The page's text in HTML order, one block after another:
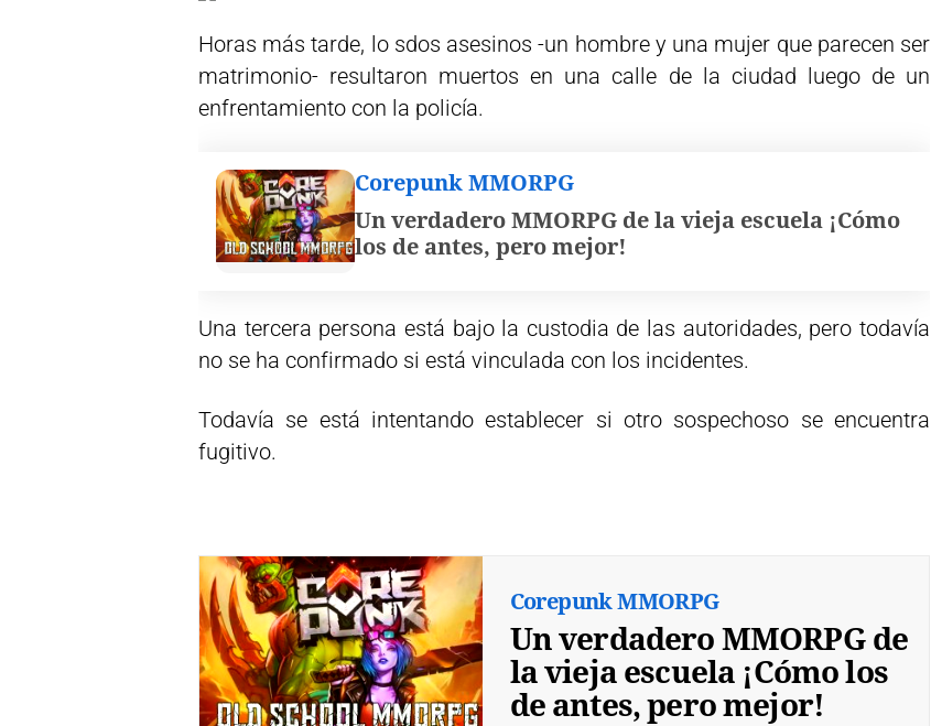
Horas más tarde, lo sdos asesinos -un hombre y una mujer que parecen ser
matrimonio- resultaron muertos en una calle de la ciudad luego de un
enfrentamiento con la policía.
Corepunk MMORPG
Un verdadero MMORPG de la vieja escuela ¡Cómo
los de antes, pero mejor!
Una tercera persona está bajo la custodia de las autoridades, pero todavía
no se ha confirmado si está vinculada con los incidentes.
Todavía se está intentando establecer si otro sospechoso se encuentra
fugitivo.
Corepunk MMORPG
Un verdadero MMORPG de
la vieja escuela ¡Cómo los
de antes, pero mejor!